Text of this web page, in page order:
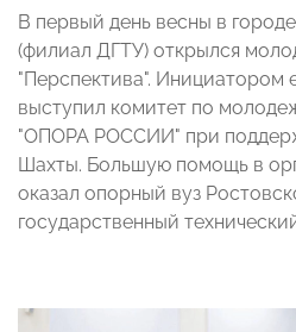
В первый день весны в
(филиал ДГТУ) открылся
"Перспектива". Инициатором
выступил комитет по
"ОПОРА РОССИИ" при
Шахты. Большую помощь в
оказал опорный вуз
государственный